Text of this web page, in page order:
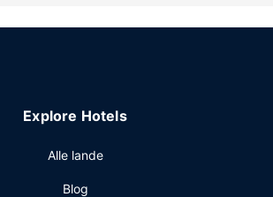
Explore Hotels
Alle lande
Blog